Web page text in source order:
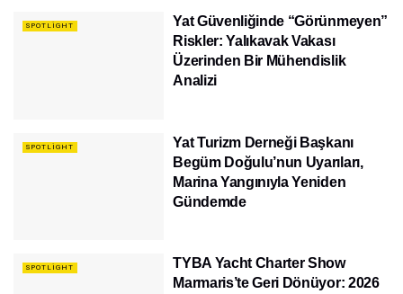
SPOTLIGHT
Yat Güvenliğinde “Görünmeyen”
Riskler: Yalıkavak Vakası
Üzerinden Bir Mühendislik
Analizi
SPOTLIGHT
Yat Turizm Derneği Başkanı
Begüm Doğulu’nun Uyarıları,
Marina Yangınıyla Yeniden
Gündemde
SPOTLIGHT
TYBA Yacht Charter Show
Marmaris’te Geri Dönüyor: 2026